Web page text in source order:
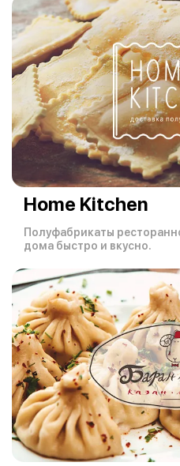
Home Kitchen
Полуфабрикаты
дома быстро и вкусно.